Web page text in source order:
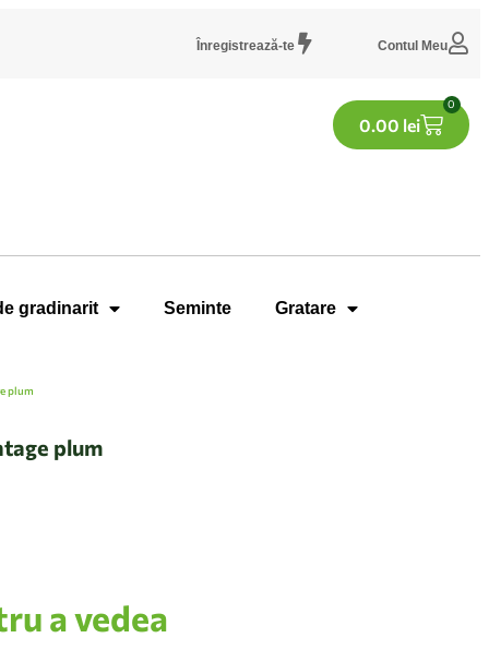
Înregistrează-te Contul Meu
0.00 lei
0
gradinarit Seminte Gratare
plum
plum
a vedea